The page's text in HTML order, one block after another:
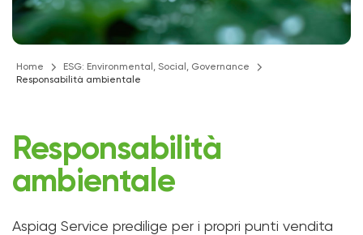
Home
ESG: Environmental, Social, Governance
Responsabilità ambientale
Responsabilità
ambientale
Aspiag Service predilige per i propri punti vendita